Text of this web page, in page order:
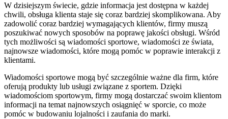
W dzisiejszym świecie, gdzie informacja jest dostępna w każdej
chwili, obsługa klienta staje się coraz bardziej skomplikowana. Aby
zadowolić coraz bardziej wymagających klientów, firmy muszą
poszukiwać nowych sposobów na poprawę jakości obsługi. Wśród
tych możliwości są wiadomości sportowe, wiadomości ze świata,
najnowsze wiadomości, które mogą pomóc w poprawie interakcji z
klientami.
Wiadomości sportowe mogą być szczególnie ważne dla firm, które
oferują produkty lub usługi związane z sportem. Dzięki
wiadomościom sportowym, firmy mogą dostarczać swoim klientom
informacji na temat najnowszych osiągnięć w sporcie, co może
pomóc w budowaniu lojalności i zaufania do marki.